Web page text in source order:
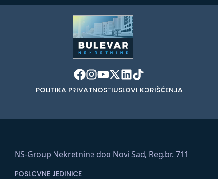
POLITIKA PRIVATNOSTIUSLOVI KORIŠĆENJA
NS-Group Nekretnine doo Novi Sad, Reg.br. 711
POSLOVNE JEDINICE